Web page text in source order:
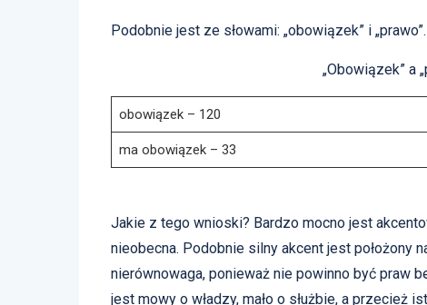
Podobnie jest ze słowami: „obowiązek” i „prawo”.
„Obowiązek” a
obowiązek – 120
ma obowiązek – 33
Jakie z tego wnioski? Bardzo mocno jest
nieobecna. Podobnie silny akcent jest położony
nierównowaga, ponieważ nie powinno być praw
jest mowy o władzy, mało o służbie, a przecież